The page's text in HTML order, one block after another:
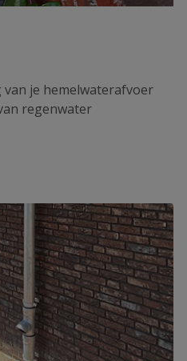
je hemelwaterafvoer
regenwater